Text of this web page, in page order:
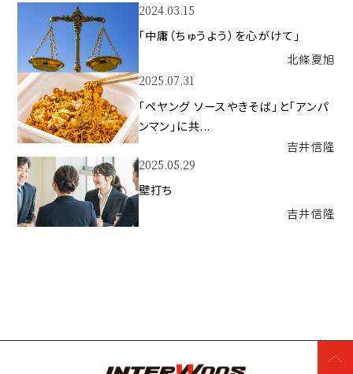
2024.03.15
「中庸（ちゅうよう）を心がけて」
北條夏旭
2025.07.31
「ペヤング ソースやきそば」と「アンパ
ンマン」に共...
吉井信隆
2025.05.29
壁打ち
吉井信隆